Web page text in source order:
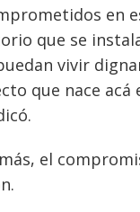
en
que se
vivir
que nace
el